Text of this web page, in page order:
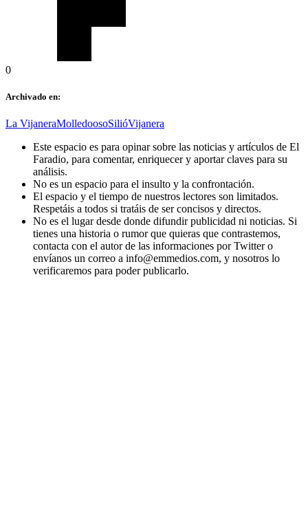
0
Archivado en:
La VijaneraMolledoosoSilióVijanera
Este espacio es para opinar sobre las noticias y artículos de El
Faradio, para comentar, enriquecer y aportar claves para su
análisis.
No es un espacio para el insulto y la confrontación.
El espacio y el tiempo de nuestros lectores son limitados.
Respetáis a todos si tratáis de ser concisos y directos.
No es el lugar desde donde difundir publicidad ni noticias. Si
tienes una historia o rumor que quieras que contrastemos,
contacta con el autor de las informaciones por Twitter o
envíanos un correo a info@emmedios.com, y nosotros lo
verificaremos para poder publicarlo.